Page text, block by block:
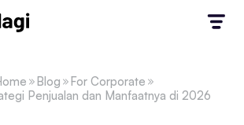
Blog
For Corporate
Penjualan dan Manfaatnya di 2026